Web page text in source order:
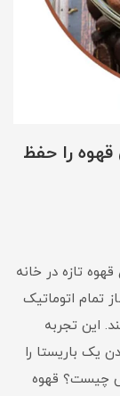
قهوه را حفظ
تازه در خانه
تمام اتوماتیک
این تجربه
یک باریستا را
چیست؟ قهوه